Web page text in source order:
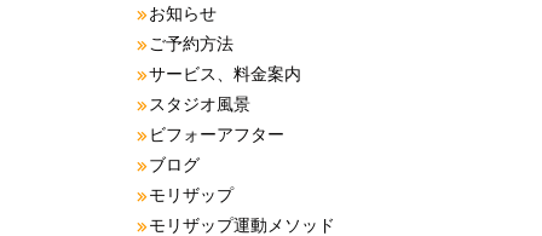
お知らせ
ご予約方法
サービス、料金案内
スタジオ風景
ビフォーアフター
ブログ
モリザップ
モリザップ運動メソッド